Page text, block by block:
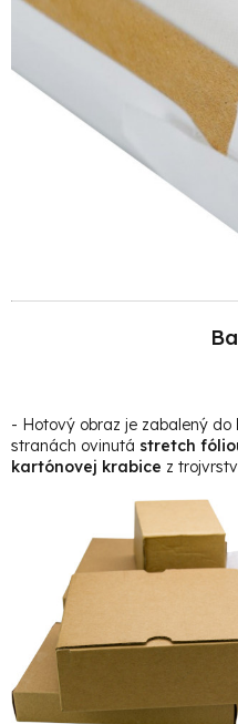
- Hotový obraz je zabalený do
stranách ovinutá stretch
kartónovej krabice z